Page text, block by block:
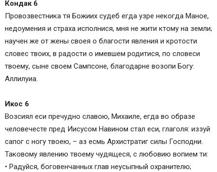
Кондак 6
Провозвестника тя Божиих судеб егда узре некогда Маное,
недоумения и страха исполнися, мня не жити ктому на земли;
научен же от жены своея о благости явления и кротости
словес твоих, в радости о имевшем родитися, по словеси
твоему, сыне своем Сампсоне, благодарне возопи Богу:
Аллилуиа.
Икос 6
Возсиял еси пречудно славою, Михаиле, егда во образе
человечесте пред Иисусом Навином стал еси, глаголя: иззуй
сапог с ногу твоею, – аз есмь Архистратиг силы Господни.
Таковому явлению твоему чудящеся, с любовию вопием ти:
• Радуйся, боговенчанных глав неусыпный охранителю;